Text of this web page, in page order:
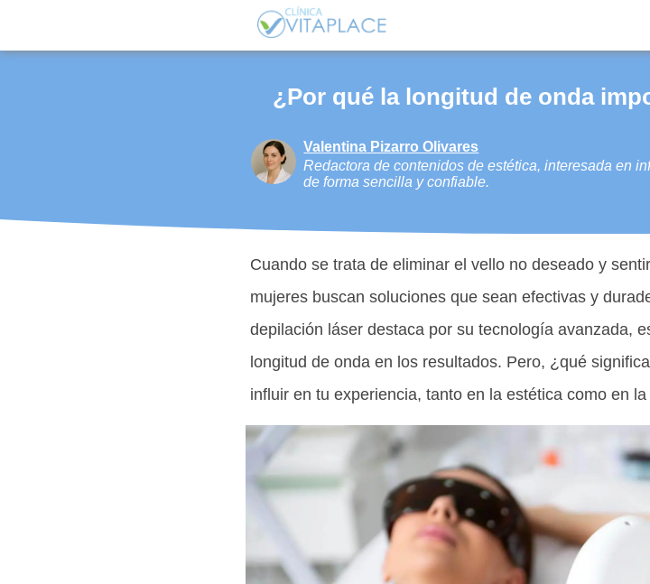
¿Por qué la longitud de onda
Valentina Pizarro Olivares
Redactora de contenidos de estética, interesada en
de forma sencilla y confiable.
Cuando se trata de eliminar el vello no deseado y
mujeres buscan soluciones que sean efectivas y
depilación láser destaca por su tecnología avanzada,
longitud de onda en los resultados. Pero, ¿qué
influir en tu experiencia, tanto en la estética como en